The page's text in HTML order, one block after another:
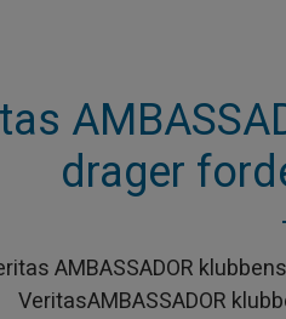
drager
AMBASSADOR
VeritasAMBASSADOR